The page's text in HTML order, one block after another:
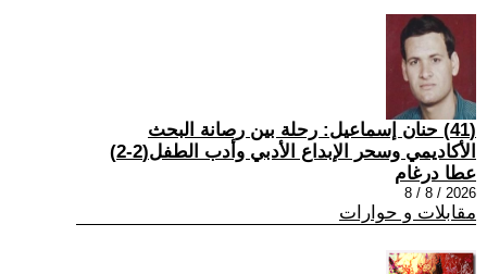
(41) حنان إسماعيل: رحلة بين رصانة البحث
الأكاديمي وسحر الإبداع الأدبي وأدب الطفل(2-2)
عطا درغام
2026 / 8 / 8
مقابلات و حوارات